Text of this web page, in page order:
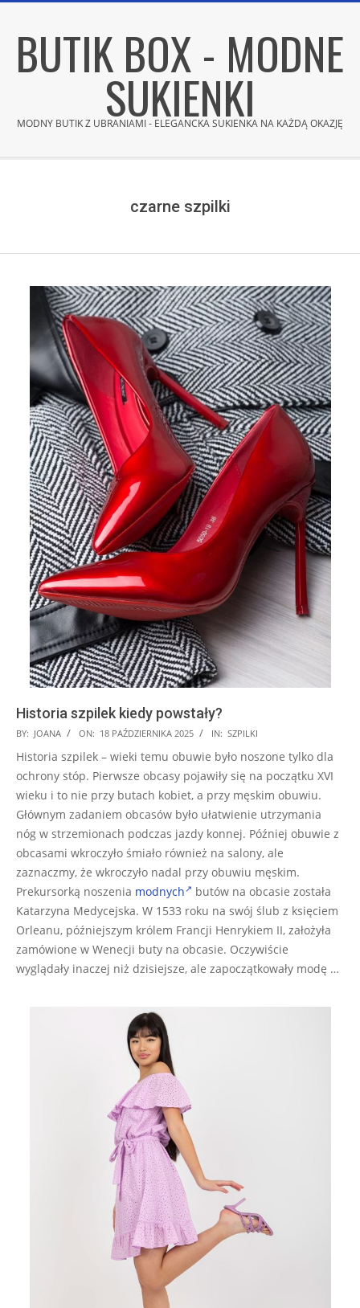
contentBUTIK BOX - MODNE
SUKIENKI
MODNY BUTIK Z UBRANIAMI - ELEGANCKA SUKIENKA NA KAŻDĄ OKAZJĘ
czarne szpilki
Historia szpilek kiedy powstały?
2025-
10-
18
BY: JOANA ON: 18 PAŹDZIERNIKA 2025 IN: SZPILKI
Historia szpilek – wieki temu obuwie było noszone tylko dla
ochrony stóp. Pierwsze obcasy pojawiły się na początku XVI
wieku i to nie przy butach kobiet, a przy męskim obuwiu.
Głównym zadaniem obcasów było ułatwienie utrzymania
nóg w strzemionach podczas jazdy konnej. Później obuwie z
obcasami wkroczyło śmiało również na salony, ale
zaznaczmy, że wkroczyło nadal przy obuwiu męskim.
Prekursorką noszenia modnych
butów na obcasie została
Katarzyna Medycejska. W 1533 roku na swój ślub z księciem
Orleanu, późniejszym królem Francji Henrykiem II, założyła
zamówione w Wenecji buty na obcasie. Oczywiście
wyglądały inaczej niż dzisiejsze, ale zapoczątkowały modę …